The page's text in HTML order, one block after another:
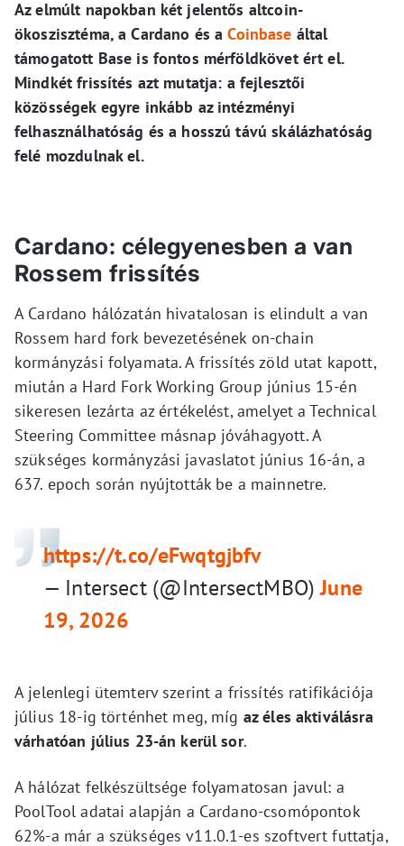
Az elmúlt napokban két jelentős altcoin-
ökoszisztéma, a Cardano és aCoinbase által
támogatott Base is fontos mérföldkövet ért el.
Mindkét frissítés azt mutatja: a fejlesztői
közösségek egyre inkább az intézményi
felhasználhatóság és a hosszú távú skálázhatóság
felé mozdulnak el.
Cardano: célegyenesben a van
Rossem frissítés
A Cardano hálózatán hivatalosan is elindult a van
Rossem hard fork bevezetésének on-chain
kormányzási folyamata. A frissítés zöld utat kapott,
miután a Hard Fork Working Group június 15-én
sikeresen lezárta az értékelést, amelyet a Technical
Steering Committee másnap jóváhagyott. A
szükséges kormányzási javaslatot június 16-án, a
637. epoch során nyújtották be a mainnetre.
https://t.co/eFwqtgjbfv
— Intersect (@IntersectMBO)June
19, 2026
A jelenlegi ütemterv szerint a frissítés ratifikációja
július 18-ig történhet meg, míg az éles aktiválásra
várhatóan július 23-án kerül sor.
A hálózat felkészültsége folyamatosan javul: a
PoolTool adatai alapján a Cardano-csomópontok
62%-a már a szükséges v11.0.1-es szoftvert futtatja,